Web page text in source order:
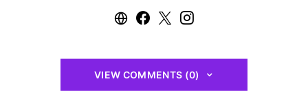
VIEW COMMENTS (0)